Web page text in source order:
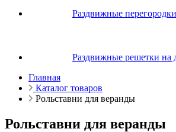
Раздвижные перегородки
Раздвижные решетки на
Главная
Каталог товаров
Рольставни для веранды
Рольставни для веранды